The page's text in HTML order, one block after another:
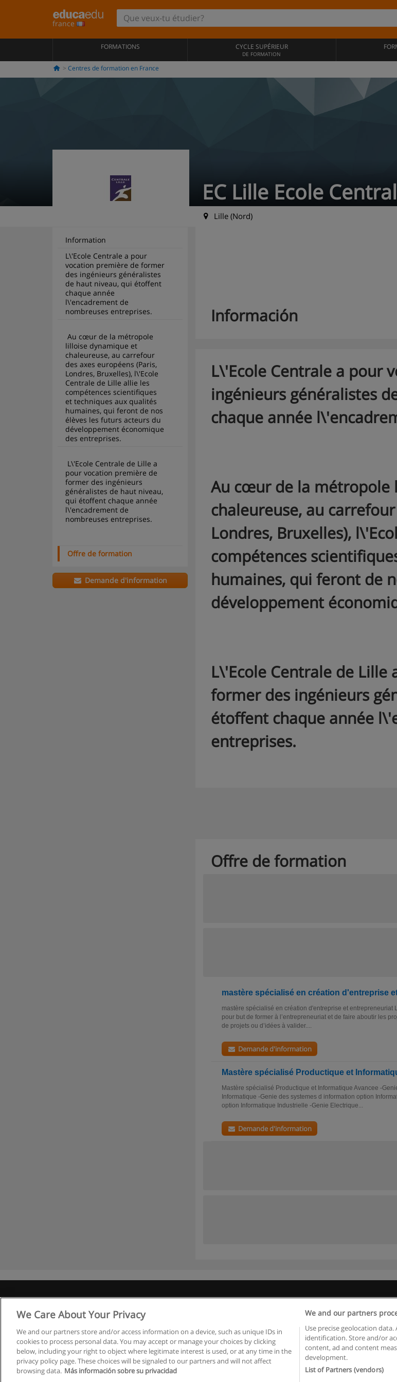
france
FORMATIONS CYCLE SUPÉRIEUR
DE FORMATION
Centres de formation en France
EC Lille Ecole
Lille (Nord)
Information
L\'Ecole Centrale a pour
vocation première de former
des ingénieurs généralistes
de haut niveau, qui étoffent
chaque année
l\'encadrement de
nombreuses entreprises.
lilloise dynamique et
chaleureuse, au carrefour
des axes européens (Paris,
Londres, Bruxelles), l\'Ecole
Centrale de Lille allie les
compétences scientifiques
et techniques aux qualités
humaines, qui feront de nos
élèves les futurs acteurs du
développement économique
des entreprises.
pour vocation première de
former des ingénieurs
généralistes de haut niveau,
qui étoffent chaque année
l\'encadrement de
nombreuses entreprises.
Offre de formation
Demande d'information
Información
L\'Ecole Centrale a pour
ingénieurs généralistes
chaque année
Au cœur de la métropole
chaleureuse, au
Londres, Bruxelles),
compétences
humaines, qui feront de
développement
L\'Ecole Centrale de
former des ingénieurs
étoffent chaque année
entreprises.
Offre de formation
mastère spécialisé en création d'entreprise
mastère spécialisé en création d'entreprise et entrepreneuriat
pour but de former à l’entrepreneuriat et de faire aboutir les
de projets ou d’idées à valider....
Demande d'information
Mastère spécialisé Productique et
Mastère spécialisé Productique et Informatique Avancee -
Informatique -Genie des systemes d information option
option Informatique Industrielle -Genie Electrique...
Demande d'information
Copyright © Educaedu Business S.L. - CIF : B-
We Care About Your Privacy
We and our partners store and/or access information on a device, such as unique IDs in
cookies to process personal data. You may accept or manage your choices by clicking
below, including your right to object where legitimate interest is used, or at any time in the
privacy policy page. These choices will be signaled to our partners and will not affect
browsing data. Más información sobre su privacidad
We and our partners
Use precise geolocation
identification. Store and/or
content, ad and content
development.
List of Partners (vendors)